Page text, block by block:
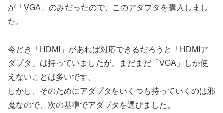
が「VGA」のみだったので、このアダプタを購入しまし
た。
今どき「HDMI」があれば対応できるだろうと「HDMIア
ダプタ」は持っていましたが、まだまだ「VGA」しか使
えないことは多いです。
しかし、そのためにアダプタをいくつも持っていくのは邪
魔なので、次の基準でアダプタを選びました。